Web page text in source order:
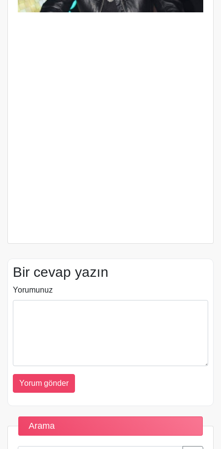
Bir cevap yazın
Yorumunuz
Arama